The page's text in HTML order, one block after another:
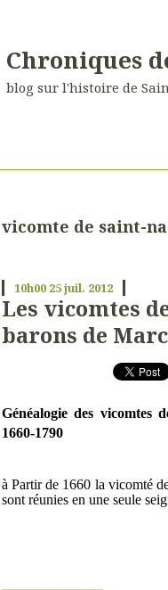
Chroniques
blog sur l'histoire de
vicomte de saint-
10h00 25juil. 2012
Les vicomtes
barons de
Généalogie des vicomtes
1660-1790
à Partir de 1660 la vicomté
sont réunies en une seule